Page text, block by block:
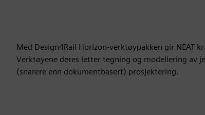
Med Design4Rail Horizon-verktøypakken gir NEAT
Verktøyene deres letter tegning og modellering av
(snarere enn dokumentbasert) prosjektering.